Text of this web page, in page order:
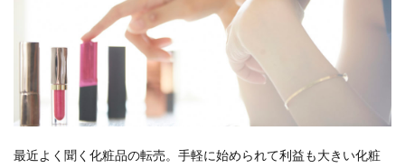
最近よく聞く化粧品の転売。手軽に始められて利益も大きい化粧